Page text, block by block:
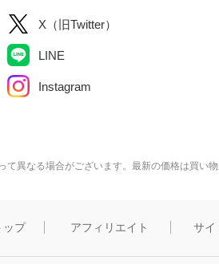
X（旧Twitter）
LINE
Instagram
異なる場合がございます。最新の価格は買い物
ップ アフィリエイト サイ